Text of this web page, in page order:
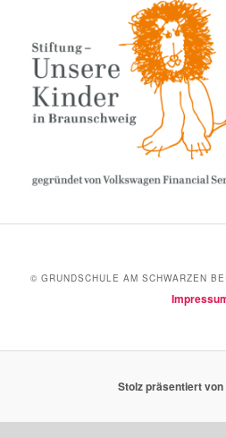
© GRUNDSCHULE AM SCHWARZEN
Stolz präsentiert